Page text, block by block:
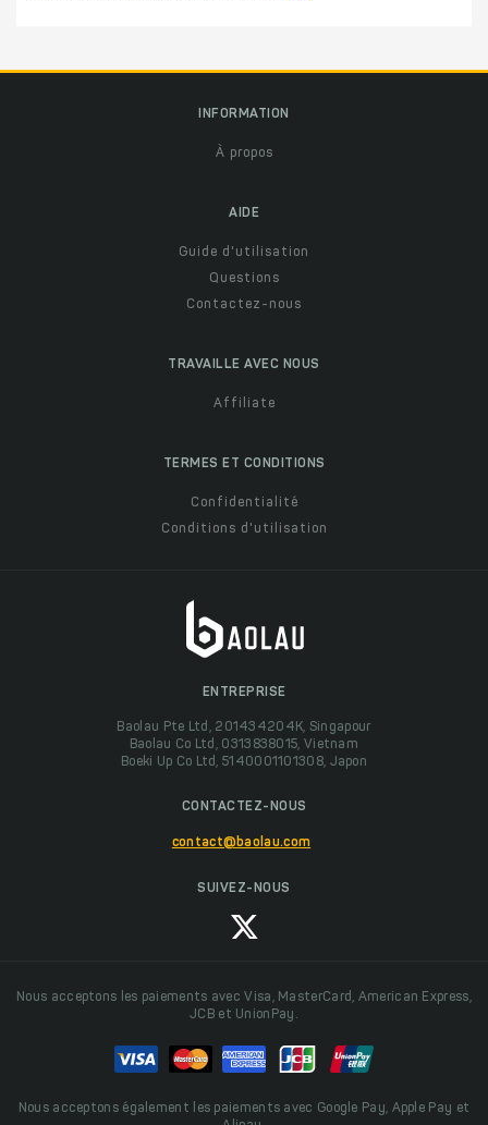
INFORMATION
À propos
AIDE
Guide d'utilisation
Questions
Contactez-nous
TRAVAILLE AVEC NOUS
Affiliate
TERMES ET CONDITIONS
Confidentialité
Conditions d'utilisation
ENTREPRISE
Baolau Pte Ltd, 201434204K, Singapour
Baolau Co Ltd, 0313838015, Vietnam
Boeki Up Co Ltd, 5140001101308, Japon
CONTACTEZ-NOUS
contact@baolau.com
SUIVEZ-NOUS
Nous acceptons les paiements avec Visa, MasterCard, American Express,
JCB et UnionPay.
Nous acceptons également les paiements avec Google Pay, Apple Pay et